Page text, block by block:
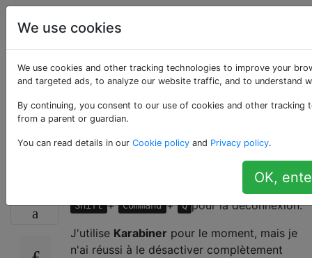
Apple
Désactiver Shift Cmd
Q pour la
déconnexion
Je voudrais désactiver le raccourci clavier
Shift + Command + Q pour la déconnexion.
J'utilise Karabiner pour le moment, mais je
n'ai réussi à le désactiver complètement
We use cookies
We use cookies and other tracking technologies to improve your
and targeted ads, to analyze our website traffic, and to understand
By continuing, you consent to our use of cookies and other
from a parent or guardian.
You can read details in our Cookie policy and Privacy policy.
OK,